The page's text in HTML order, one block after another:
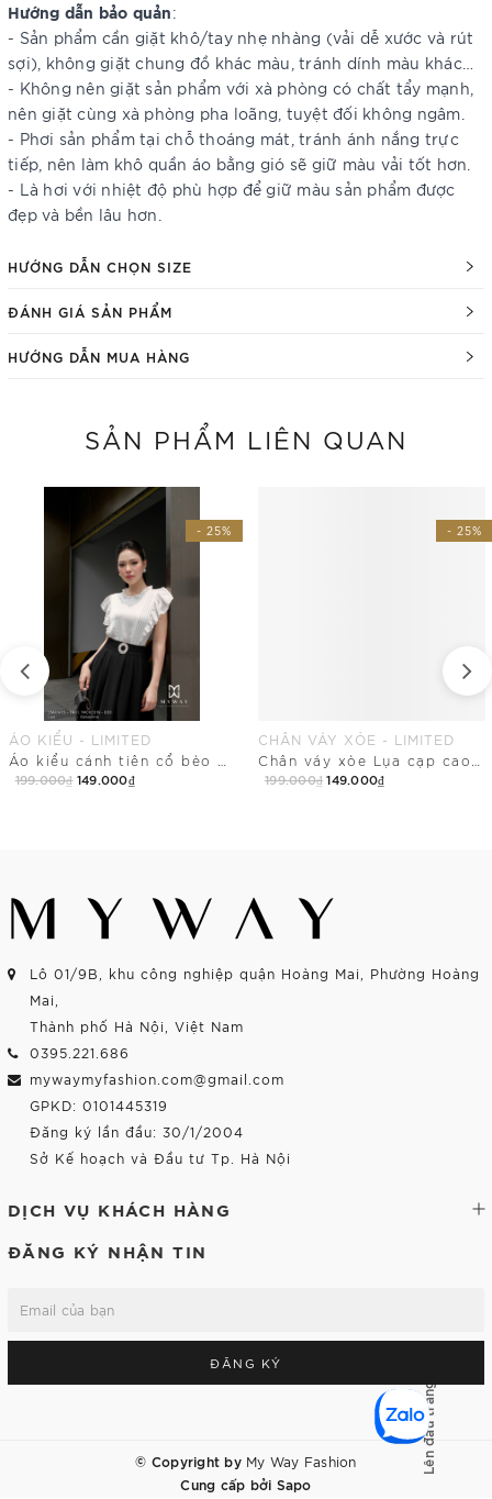
Hướng dẫn bảo quản:
- Sản phẩm cần giặt khô/tay nhẹ nhàng (vải dễ xước và rút
sợi), không giặt chung đồ khác màu, tránh dính màu khác…
- Không nên giặt sản phẩm với xà phòng có chất tẩy mạnh,
nên giặt cùng xà phòng pha loãng, tuyệt đối không ngâm.
- Phơi sản phẩm tại chỗ thoáng mát, tránh ánh nắng trực
tiếp, nên làm khô quần áo bằng gió sẽ giữ màu vải tốt hơn.
- Là hơi với nhiệt độ phù hợp để giữ màu sản phẩm được
đẹp và bền lâu hơn.
HƯỚNG DẪN CHỌN SIZE
ĐÁNH GIÁ SẢN PHẨM
HƯỚNG DẪN MUA HÀNG
SẢN PHẨM LIÊN QUAN
- 25%
ÁO KIỂU - LIMITED
199.000₫ 149.000₫
- 25%
CHÂN VÁY XÒE - LIMITED
199.000₫ 149.000₫
Lô 01/9B, khu công nghiệp quận Hoàng Mai, Phường Hoàng
Mai,
Thành phố Hà Nội, Việt Nam
0395.221.686
mywaymyfashion.com@gmail.com
GPKD: 0101445319
Đăng ký lần đầu: 30/1/2004
Sở Kế hoạch và Đầu tư Tp. Hà Nội
DỊCH VỤ KHÁCH HÀNG
ĐĂNG KÝ NHẬN TIN
ĐĂNG KÝ
© Copyright by My Way Fashion
Cung cấp bởi Sapo
Lên đầu trang